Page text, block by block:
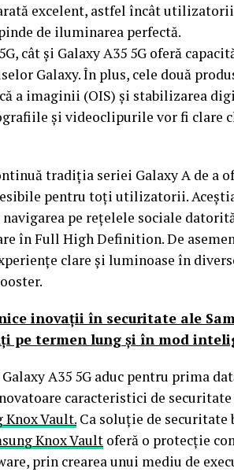
excelent, astfel încât
de iluminarea perfectă.
cât și Galaxy A35 5G oferă
Galaxy. În plus, cele două
a imaginii (OIS) și stabilizarea
și videoclipurile vor fi clare
tradiția seriei Galaxy A de a
pentru toți utilizatorii.
pe rețelele sociale
în Full High Definition. De
clare și luminoase în
inovații în securitate ale
pe termen lung și în mod
Galaxy A35 5G aduc pentru prima
caracteristici de
Knox Vault. Ca soluție de securitate
Knox Vault oferă o protecție
prin crearea unui mediu de